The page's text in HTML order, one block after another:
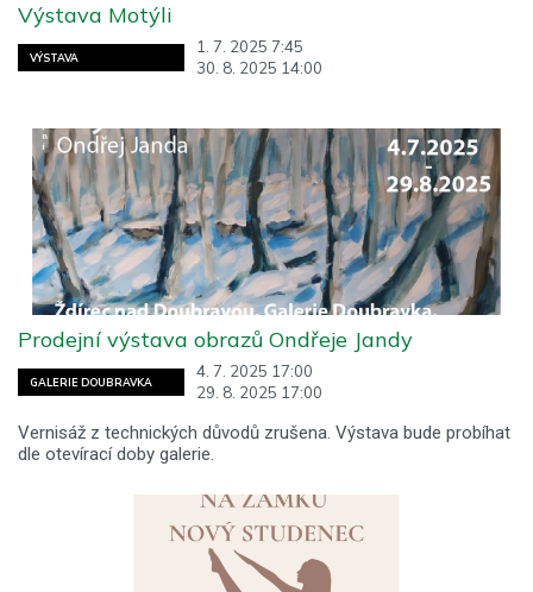
VÝSTAVA
1. 7. 2025 7:45
30. 8. 2025 14:00
Výstava Motýli
GALERIE DOUBRAVKA
4. 7. 2025 17:00
29. 8. 2025 17:00
Prodejní výstava obrazů Ondřeje Jandy
Vernisáž z technických důvodů zrušena. Výstava bude probíhat
dle otevírací doby galerie.